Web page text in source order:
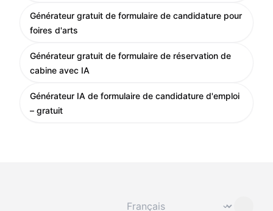
Générateur gratuit de formulaire de candidature pour
foires d'arts
Générateur gratuit de formulaire de réservation de
cabine avec IA
Générateur IA de formulaire de candidature d'emploi
– gratuit
⌄